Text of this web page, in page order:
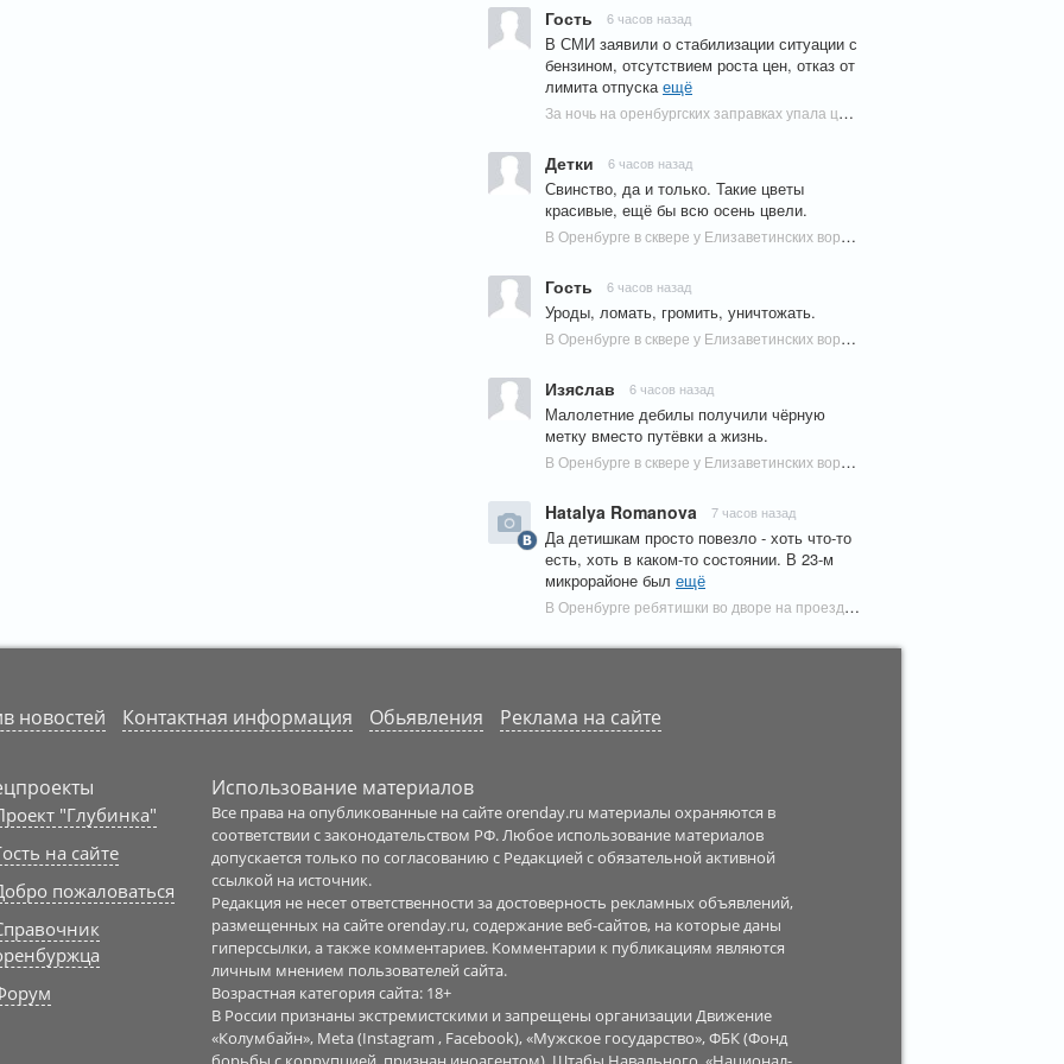
Гость 6 часов назад
В СМИ заявили о стабилизации ситуации с
бензином, отсутствием роста цен, отказ от
лимита отпускаещё
За ночь на оренбургских заправках упала цена на газ | Новости Оренбурга
Детки 6 часов назад
Свинство, да и только. Такие цветы
красивые, ещё бы всю осень цвели.
В Оренбурге в сквере у Елизаветинских ворот подростки разорили клумбу с гортензиями | Новости Оренбурга
Гость 6 часов назад
Уроды, ломать, громить, уничтожать.
В Оренбурге в сквере у Елизаветинских ворот подростки разорили клумбу с гортензиями | Новости Оренбурга
Изяcлав 6 часов назад
Малолетние дебилы получили чёрную
метку вместо путёвки а жизнь.
В Оренбурге в сквере у Елизаветинских ворот подростки разорили клумбу с гортензиями | Новости Оренбурга
Hatalya Romanova 7 часов назад
Да детишкам просто повезло - хоть что-то
есть, хоть в каком-то состоянии. В 23-м
микрорайоне был ещё
В Оренбурге ребятишки во дворе на проезде Больничном играют на детской площадке в спартанских условиях | Новости Оренбурга
новостей Контактная информация Обьявления Реклама на сайте
"Глубинка"
на сайте
пожаловаться
Использование материалов
Все права на опубликованные на сайте orenday.ru материалы охраняются в
соответствии с законодательством РФ. Любое использование материалов
допускается только по согласованию с Редакцией с обязательной активной
ссылкой на источник.
Редакция не несет ответственности за достоверность рекламных объявлений,
размещенных на сайте orenday.ru, содержание веб-сайтов, на которые даны
гиперссылки, а также комментариев. Комментарии к публикациям являются
личным мнением пользователей сайта.
Возрастная категория сайта: 18+
В России признаны экстремистскими и запрещены организации Движение
«Колумбайн», Meta (Instagram , Facebook), «Мужское государство», ФБК (Фонд